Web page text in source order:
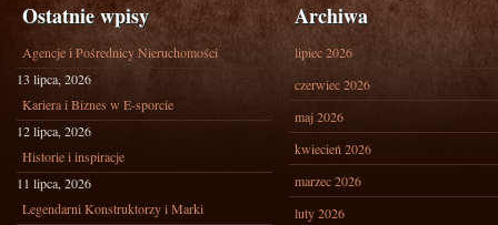
Ostatnie wpisy
Agencje i Pośrednicy Nieruchomości
13 lipca, 2026
Kariera i Biznes w E-sporcie
12 lipca, 2026
Historie i inspiracje
11 lipca, 2026
Legendarni Konstruktorzy i Marki
Archiwa
lipiec 2026
czerwiec 2026
maj 2026
kwiecień 2026
marzec 2026
luty 2026